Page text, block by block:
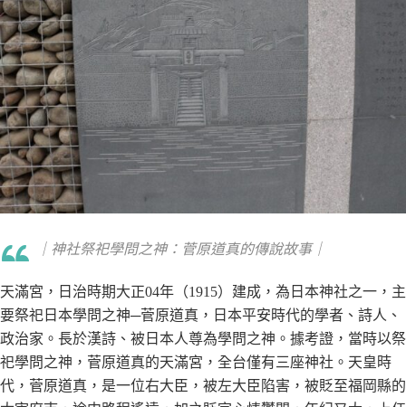
｜神社祭祀學問之神：菅原道真的傳說故事｜
天滿宮，日治時期大正04年（1915）建成，為日本神社之一，主
要祭祀日本學問之神─菅原道真，日本平安時代的學者、詩人、
政治家。長於漢詩、被日本人尊為學問之神。據考證，當時以祭
祀學問之神，菅原道真的天滿宮，全台僅有三座神社。天皇時
代，菅原道真，是一位右大臣，被左大臣陷害，被貶至福岡縣的